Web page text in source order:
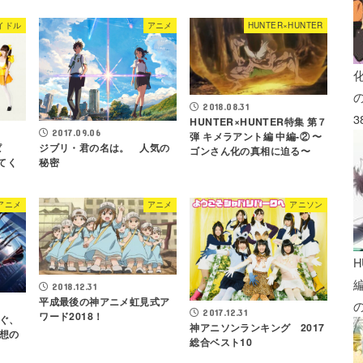
ドル
く
アニメ
2017.09.06
ジブリ・君の名は。 人気の
秘密
HUNTER×HUNTER
2018.08.31
HUNTER×HUNTER特集 第７
弾 キメラアント編 中編-② 〜
ゴンさん化の真相に迫る〜
ニメ
の
アニメ
2018.12.31
平成最後の神アニメ虹見式ア
ワード2018！
アニソン
2017.12.31
神アニソンランキング 2017
総合ベスト10